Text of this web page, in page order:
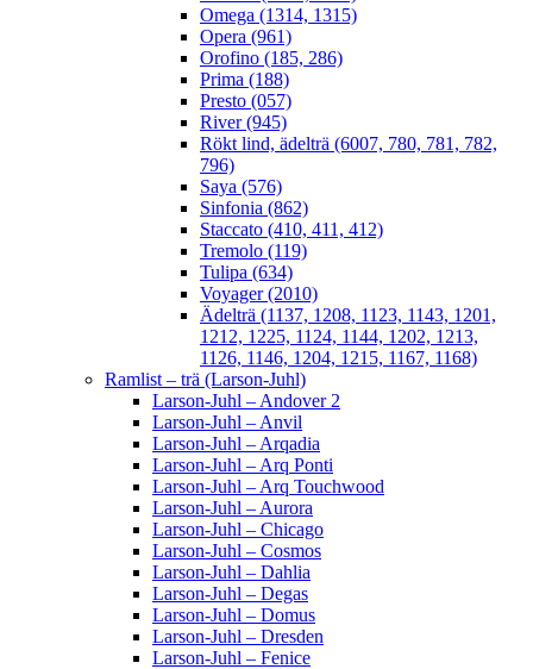
Omega (1314, 1315)
Opera (961)
Orofino (185, 286)
Prima (188)
Presto (057)
River (945)
Rökt lind, ädelträ (6007, 780, 781, 782,
796)
Saya (576)
Sinfonia (862)
Staccato (410, 411, 412)
Tremolo (119)
Tulipa (634)
Voyager (2010)
Ädelträ (1137, 1208, 1123, 1143, 1201,
1212, 1225, 1124, 1144, 1202, 1213,
1126, 1146, 1204, 1215, 1167, 1168)
Ramlist – trä (Larson-Juhl)
Larson-Juhl – Andover 2
Larson-Juhl – Anvil
Larson-Juhl – Arqadia
Larson-Juhl – Arq Ponti
Larson-Juhl – Arq Touchwood
Larson-Juhl – Aurora
Larson-Juhl – Chicago
Larson-Juhl – Cosmos
Larson-Juhl – Dahlia
Larson-Juhl – Degas
Larson-Juhl – Domus
Larson-Juhl – Dresden
Larson-Juhl – Fenice